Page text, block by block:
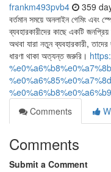
frankm493pvb4 359
বর্তমান সময়ে অনলাইন গেমিং এবং
ব্যবহারকারীদের কাছে একটি
অথবা যারা নতুন ব্যবহারকারী,
ধারণা থাকা অত্যন্ত জরুরি।
Comments
Comments
Submit a Comment